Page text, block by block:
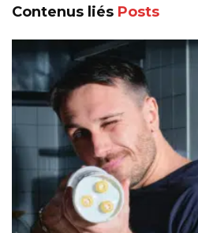
Contenus liés Posts